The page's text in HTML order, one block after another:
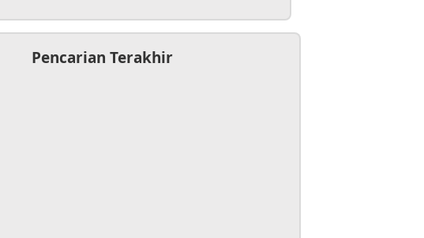
Pencarian Terakhir